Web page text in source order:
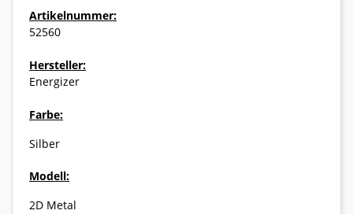
Artikelnummer:
52560
Hersteller:
Energizer
Farbe:
Silber
Modell:
2D Metal